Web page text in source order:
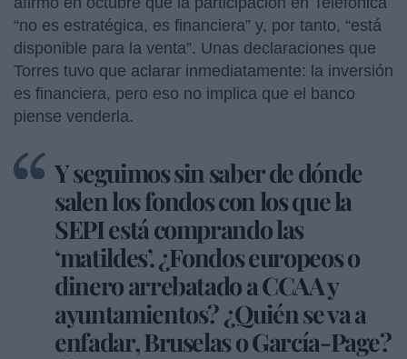
“no es estratégica, es financiera” y, por tanto, “está
disponible para la venta”. Unas declaraciones que
Torres tuvo que aclarar inmediatamente: la inversión
es financiera, pero eso no implica que el banco
piense venderla.
Y seguimos sin saber de dónde
salen los fondos con los que la
SEPI está comprando las
‘matildes’. ¿Fondos europeos o
dinero arrebatado a CCAA y
ayuntamientos? ¿Quién se va a
enfadar, Bruselas o García-Page?